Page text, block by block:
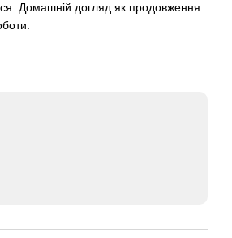
Домашній догляд як продовження